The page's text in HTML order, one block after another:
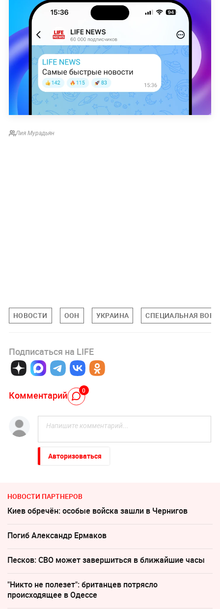
Лия Мурадьян
НОВОСТИ ООН УКРАИНА СПЕЦИАЛЬНАЯ
Подписаться на LIFE
Комментарий 0
Авторизоваться
НОВОСТИ ПАРТНЕРОВ
Киев обречён: особые войска зашли в Чернигов
Погиб Александр Ермаков
Песков: СВО может завершиться в ближайшие часы
"Никто не полезет": британцев потрясло
происходящее в Одессе